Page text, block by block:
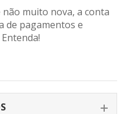
muito nova, a conta
de pagamentos e